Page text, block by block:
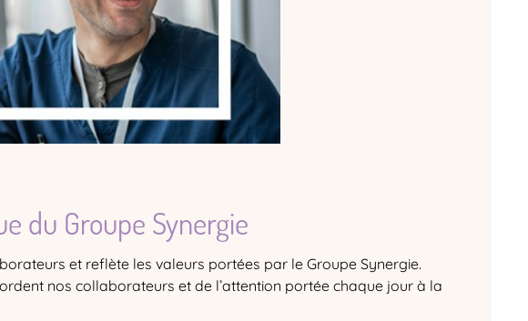
du Groupe Synergie
et reflète les valeurs portées par le Groupe Synergie.
nos collaborateurs et de l’attention portée chaque jour à la